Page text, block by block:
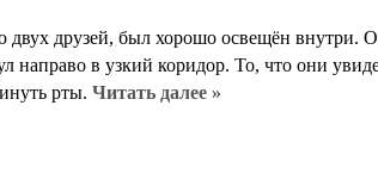
друзей, был хорошо освещён внутри.
направо в узкий коридор. То, что они
рты. Читать далее »